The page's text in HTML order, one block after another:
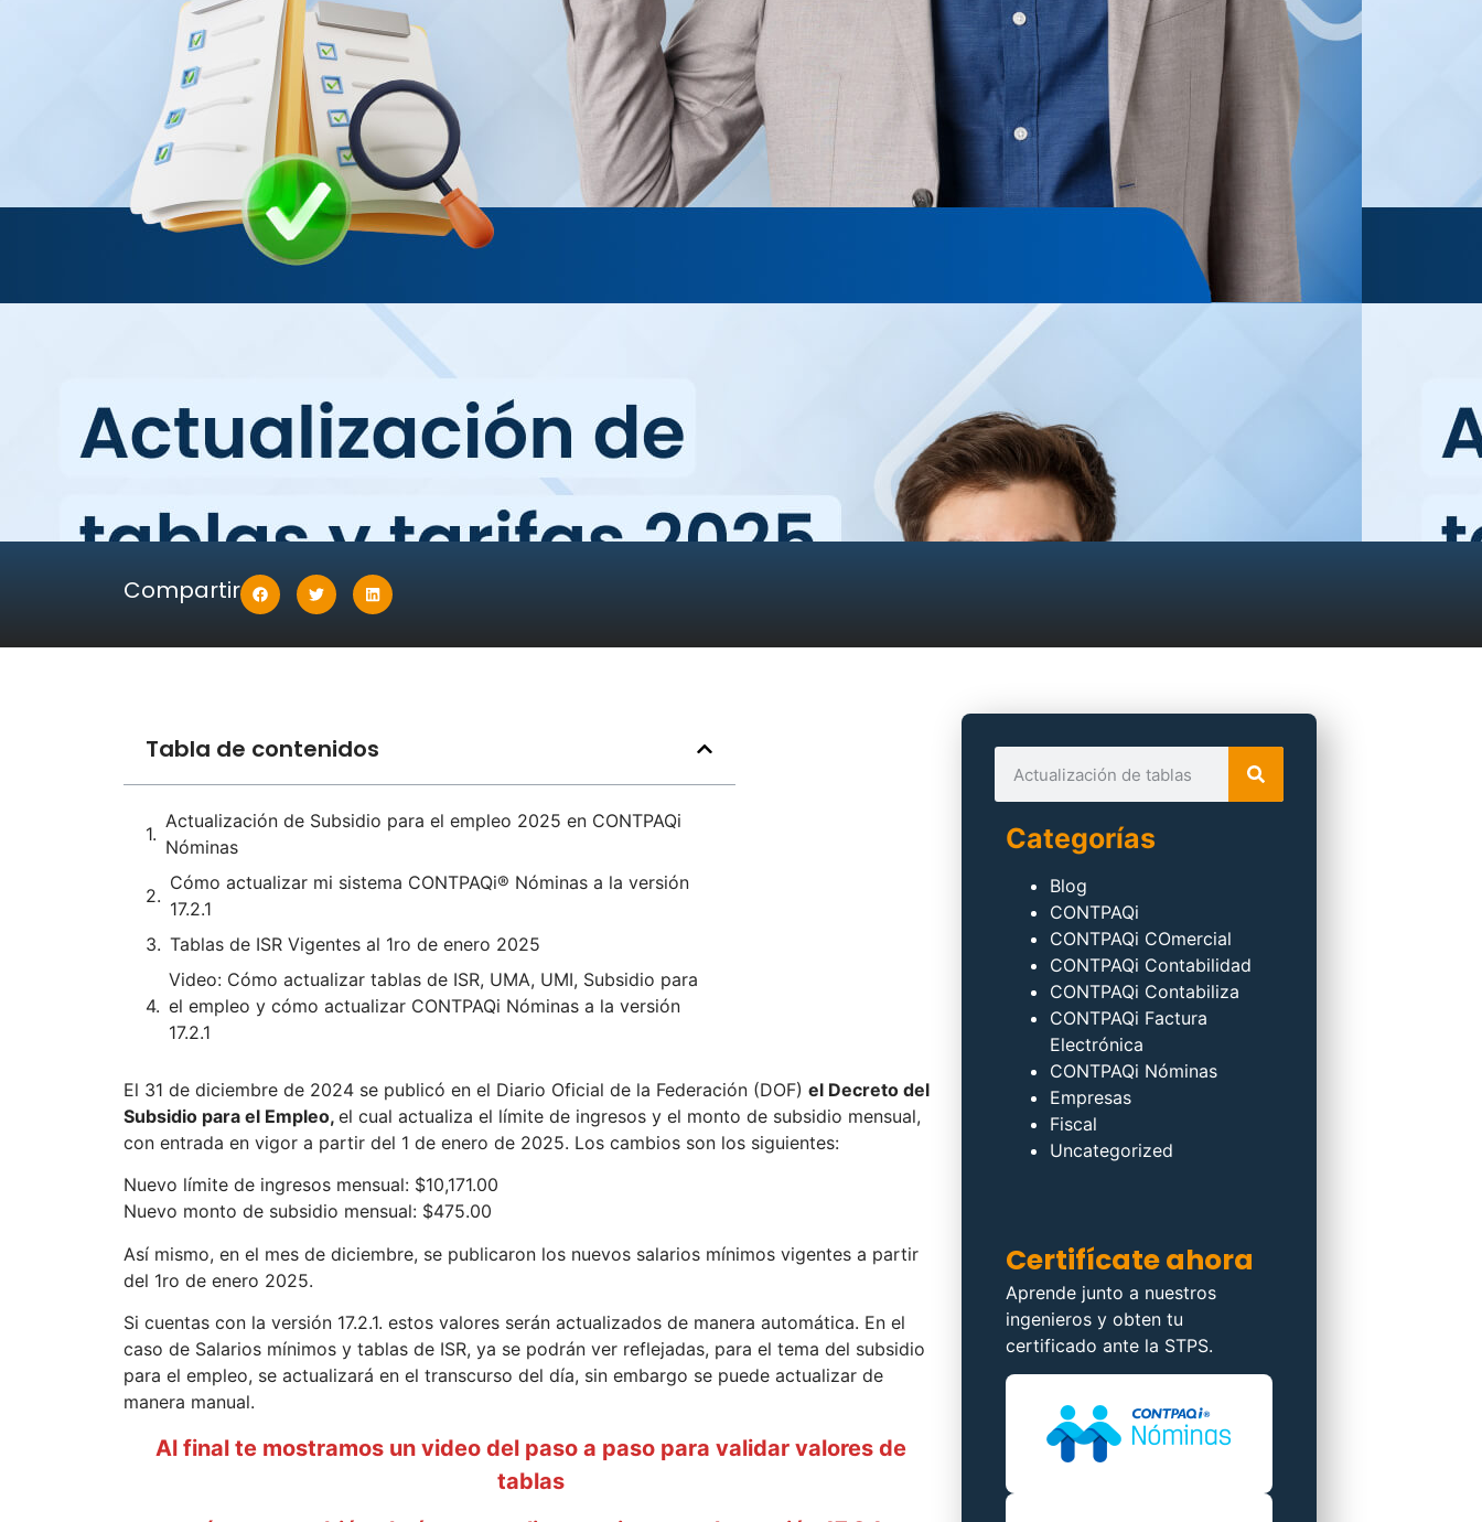
Compartir
Tabla de contenidos
Actualización de Subsidio para el empleo 2025 en CONTPAQi
Nóminas
Cómo actualizar mi sistema CONTPAQi® Nóminas a la versión
17.2.1
Tablas de ISR Vigentes al 1ro de enero 2025
Video: Cómo actualizar tablas de ISR, UMA, UMI, Subsidio para
el empleo y cómo actualizar CONTPAQi Nóminas a la versión
17.2.1
El 31 de diciembre de 2024 se publicó en el Diario Oficial de la Federación (DOF) el Decreto del
Subsidio para el Empleo, el cual actualiza el límite de ingresos y el monto de subsidio mensual,
con entrada en vigor a partir del 1 de enero de 2025. Los cambios son los siguientes:
Nuevo límite de ingresos mensual: $10,171.00
Nuevo monto de subsidio mensual: $475.00
Así mismo, en el mes de diciembre, se publicaron los nuevos salarios mínimos vigentes a partir
del 1ro de enero 2025.
Si cuentas con la versión 17.2.1. estos valores serán actualizados de manera automática. En el
caso de Salarios mínimos y tablas de ISR, ya se podrán ver reflejadas, para el tema del subsidio
para el empleo, se actualizará en el transcurso del día, sin embargo se puede actualizar de
manera manual.
Al final te mostramos un video del paso a paso para validar valores de
tablas
Categorías
Blog
CONTPAQi
CONTPAQi COmercial
CONTPAQi Contabilidad
CONTPAQi Contabiliza
CONTPAQi Factura
Electrónica
CONTPAQi Nóminas
Empresas
Fiscal
Uncategorized
Certifícate ahora
Aprende junto a nuestros
ingenieros y obten tu
certificado ante la STPS.